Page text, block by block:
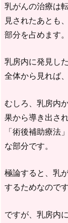
乳がんの治療は
見されたあとも
部分を占めます
乳房内に発見し
全体から見れば
むしろ、乳房内
果から導き出さ
「術後補助療法
な部分です。
極論すると、乳
するためなので
ですが、乳房内